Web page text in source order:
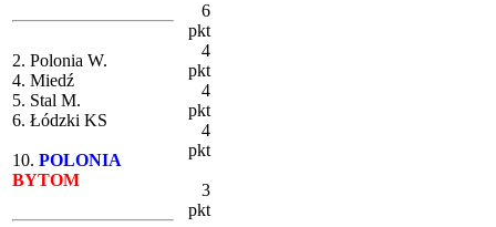
2. Polonia W.
4. Miedź
5. Stal M.
6. Łódzki KS
10. POLONIA
BYTOM
6
pkt
4
pkt
4
pkt
4
pkt
3
pkt